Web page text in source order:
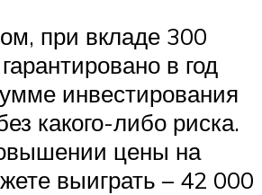
при вкладе 300
в год
инвестирования
какого-либо риска.
цены на
выиграть – 42 000